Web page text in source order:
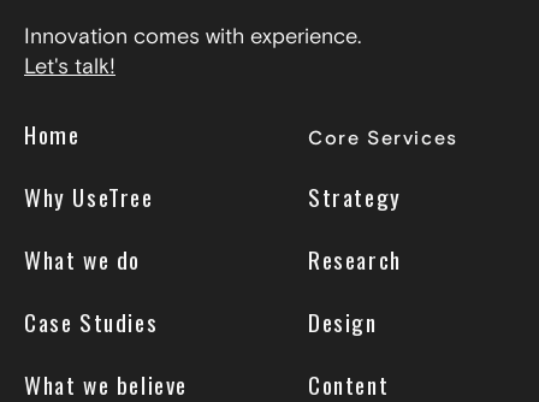
Innovation comes with experience.
Let's talk!
Home
Why UseTree
What we do
Case Studies
What we believe
Core Services
Strategy
Research
Design
Content